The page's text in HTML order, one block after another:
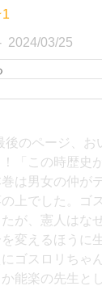
2024/03/25
後のページ、お
「この時歴史
は男女の仲が
上でした。ゴ
が、憲人はな
変えるほうに
ゴスロリちゃ
能楽の先生と